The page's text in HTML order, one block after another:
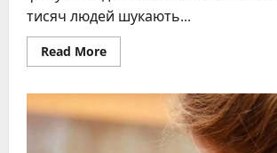
тисяч людей шукають...
Read MoreRead
more
прибрати
живіт
–